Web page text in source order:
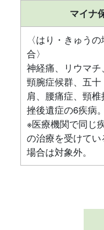
マイナ
〈はり・きゅう
合〉
神経痛、リウマチ、
頸腕症候群、五十
肩、腰痛症、頸椎
挫後遺症の6疾病。
※医療機関で同じ
の治療を受けてい
場合は対象外。